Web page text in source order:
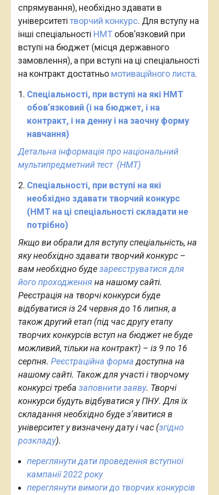
спрямування), необхідно здавати в
університеті творчий конкурс. Для вступу на
інші спеціальності НМТобов’язковий при
вступі на бюджет (місця державного
замовлення), а при вступі на ці спеціальності
на контракт достатньо мотиваційного листа.
Спеціальності, при вступі на які НМТ
обов’язковий (і на бюджет, і на
контракт, і на денну і на заочну форму
навчання)
Детальна інформація про національний
мультипредметний тест (НМТ)
Спеціальності, при вступі на які
необхідно здавати творчий конкурс
(НМТ на ці спеціальності складати не
потрібно)
Якщо ви обрали для вступу спеціальність, на
яку необхідно здавати творчий конкурс –
вам необхідно будезареєструватися для
його проходження на нашому сайті.
Реєстрація на творчі конкурси буде
відбуватися із 24 червня до 16 липня, а
також другий етап (під час другу етапу
творчих конкурсів вступ на бюджет не буде
можливий, тільки на контракт) – із 9 по 16
серпня. Реєстраційна формадоступна на
нашому сайті. Також для участі і творчому
конкурсі треба заповнити заяву. Творчі
конкурси будуть відбуватися у ПНУ. Для їх
складання необхідно буде з’явитися в
університет у визначену дату і час (згідно
розкладу).
переглянути дати проведення вступної
кампанії 2022 року
переглянути вимоги до творчих конкурсів